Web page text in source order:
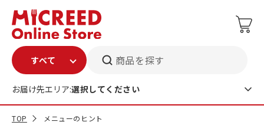
商品を探す
お届け先エリア:選択してください
TOP メニューのヒント